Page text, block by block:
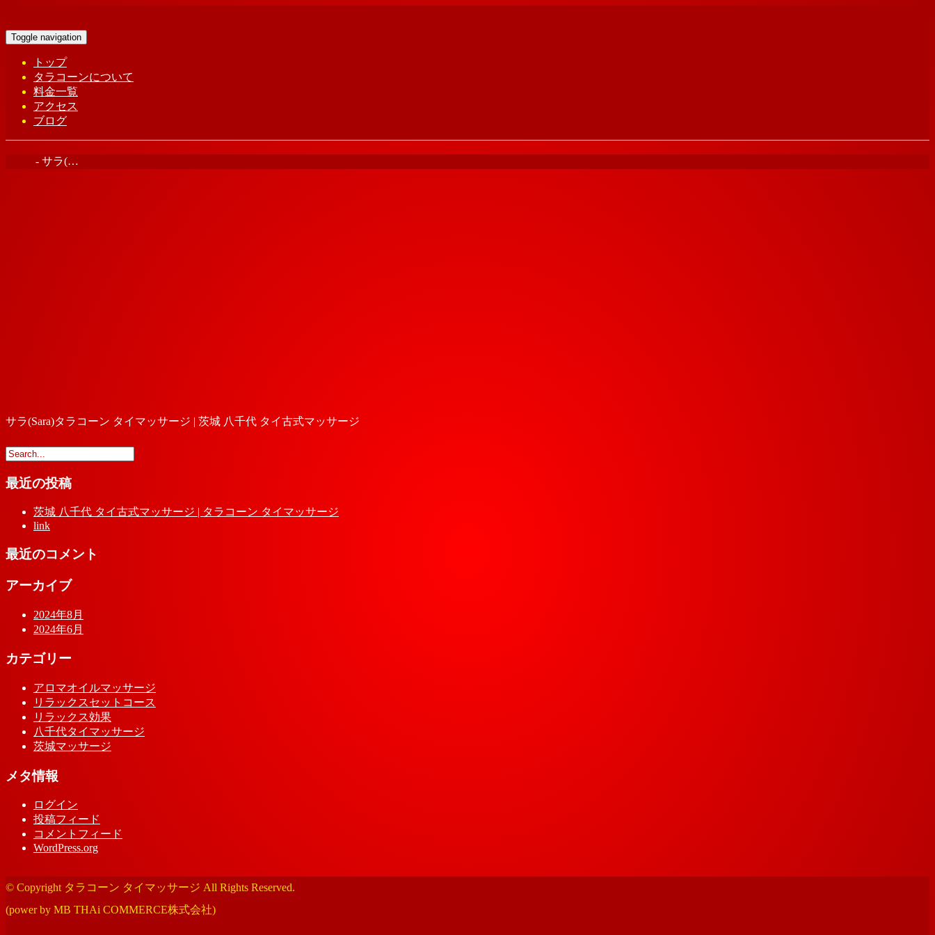
Toggle navigation
トップ
タラコーンについて
料金一覧
アクセス
ブログ
- サラ(…
サラ(Sara)タラコーン タイマッサージ | 茨城 八千代 タイ古式マッサージ
最近の投稿
茨城 八千代 タイ古式マッサージ | タラコーン タイマッサージ
link
最近のコメント
アーカイブ
2024年8月
2024年6月
カテゴリー
アロマオイルマッサージ
リラックスセットコース
リラックス効果
八千代タイマッサージ
茨城マッサージ
メタ情報
ログイン
投稿フィード
コメントフィード
WordPress.org
© Copyright タラコーン タイマッサージ All Rights Reserved.
(power by MB THAi COMMERCE株式会社)